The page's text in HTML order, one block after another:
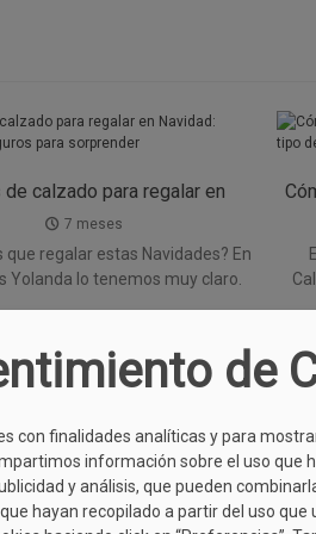
de calzado para regalar en
aciertos seguros para
sorprender
7 meses
que regalar estas Navidades? En
Yolanda lo tenemos muy claro.
de
con finalidades analíticas y para
información sobre el uso que
y análisis, que pueden
hayan recopilado a partir del uso